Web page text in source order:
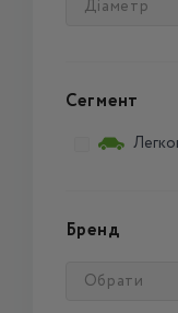
Діаметр
Сегмент
Бренд
Обрати